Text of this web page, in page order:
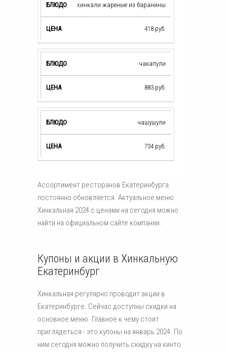
хинкали жареные из баранины
418 руб.
чакапули
883 руб.
чашушули
734 руб.
Ассортимент ресторанов Екатеринбурга
постоянно обновляется. Актуальное меню
Хинкальная 2024 с ценами на сегодня можно
найти на официальном сайте компании.
Купоны и акции в Хинкальную
Екатеринбург
Хинкальная регулярно проводит акции в
Екатеринбурге. Сейчас доступны скидки на
основное меню. Главное к чему стоит
приглядеться - это купоны на январь 2024. По
ним сегодня можно получить скидку на кинто